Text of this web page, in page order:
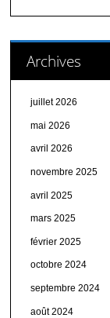
Archives
juillet 2026
mai 2026
avril 2026
novembre 2025
avril 2025
mars 2025
février 2025
octobre 2024
septembre 2024
août 2024